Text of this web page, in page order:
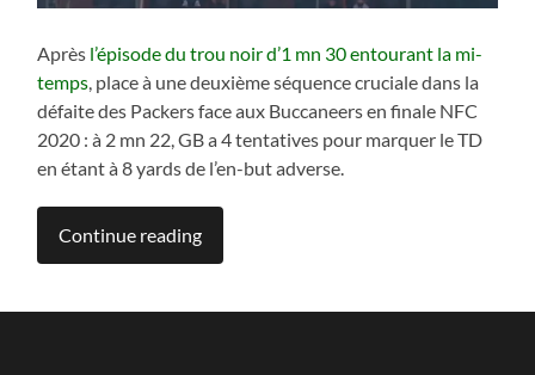
Après l’épisode du trou noir d’1 mn 30 entourant la mi-
temps, place à une deuxième séquence cruciale dans la
défaite des Packers face aux Buccaneers en finale NFC
2020 : à 2 mn 22, GB a 4 tentatives pour marquer le TD
en étant à 8 yards de l’en-but adverse.
Continue reading